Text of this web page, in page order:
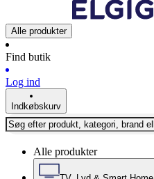
Alle produkter
Find butik
Log ind
Indkøbskurv
Alle produkter